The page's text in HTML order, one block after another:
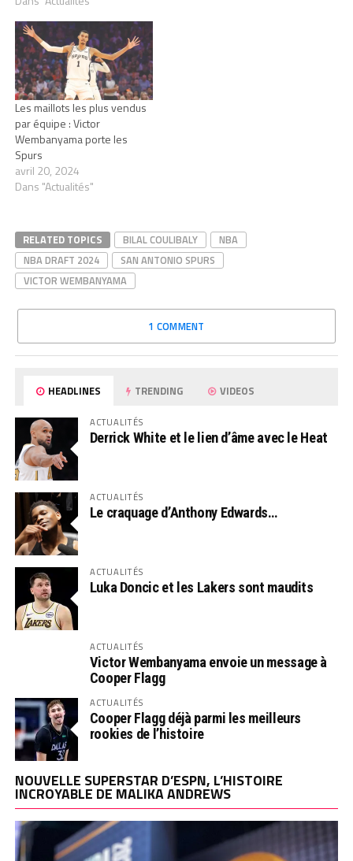
Les maillots les plus vendus
par équipe : Victor
Wembanyama porte les
Spurs
avril 20, 2024
Dans "Actualités"
RELATED TOPICS BILAL COULIBALY
NBA
NBA DRAFT 2024
SAN ANTONIO SPURS
VICTOR WEMBANYAMA
1 COMMENT
HEADLINES TRENDING VIDEOS
ACTUALITÉS
Derrick White et le lien d’âme avec le Heat
ACTUALITÉS
Le craquage d’Anthony Edwards…
ACTUALITÉS
Luka Doncic et les Lakers sont maudits
ACTUALITÉS
Victor Wembanyama envoie un message à
Cooper Flagg
ACTUALITÉS
Cooper Flagg déjà parmi les meilleurs
rookies de l’histoire
NOUVELLE SUPERSTAR D’ESPN, L’HISTOIRE
INCROYABLE DE MALIKA ANDREWS